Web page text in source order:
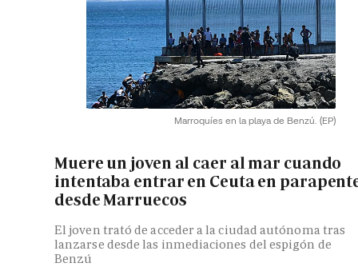
Marroquíes en la playa de Benzú. (EP)
Muere un joven al caer al mar cuando
intentaba entrar en Ceuta en
desde Marruecos
El joven trató de acceder a la ciudad autónoma tras
lanzarse desde las inmediaciones del espigón de
Benzú